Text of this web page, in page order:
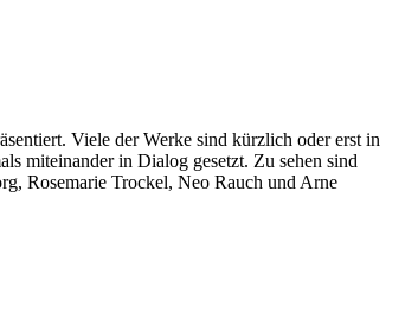
Viele der Werke sind kürzlich oder erst in
miteinander in Dialog gesetzt. Zu sehen sind
Rosemarie Trockel, Neo Rauch und Arne